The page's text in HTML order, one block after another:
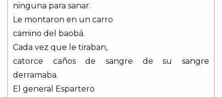
ninguna para sanar.
Le montaron en un carro
camino del baobá.
Cada vez que le tiraban,
catorce caños de sangre de su sangre
derramaba.
El general Espartero